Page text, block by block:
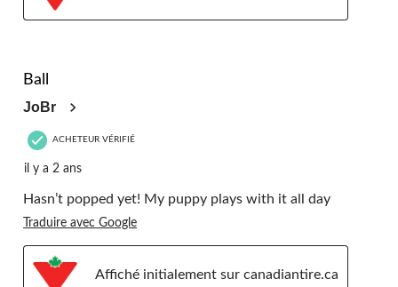
Ball
JoBr
ACHETEUR VÉRIFIÉ
il y a 2 ans
Hasn’t popped yet! My puppy plays with it all day
Traduire avec Google
Affiché initialement sur canadiantire.ca